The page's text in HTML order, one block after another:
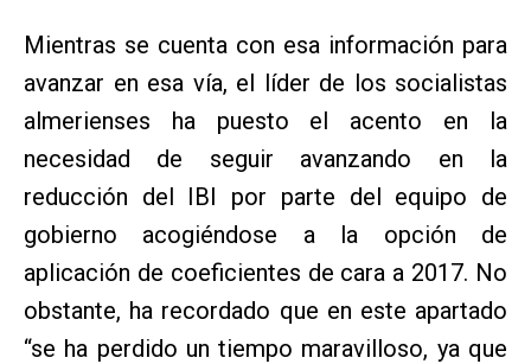
Mientras se cuenta con esa información para
avanzar en esa vía, el líder de los socialistas
almerienses ha puesto el acento en la
necesidad de seguir avanzando en la
reducción del IBI por parte del equipo de
gobierno acogiéndose a la opción de
aplicación de coeficientes de cara a 2017. No
obstante, ha recordado que en este apartado
“se ha perdido un tiempo maravilloso, ya que